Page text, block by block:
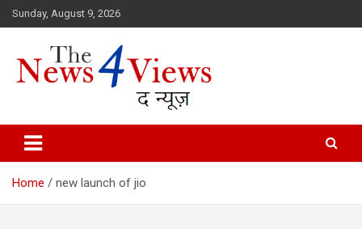
Skip
to
Sunday, August 9, 2026
TheNews4Views
Home new launch of jio